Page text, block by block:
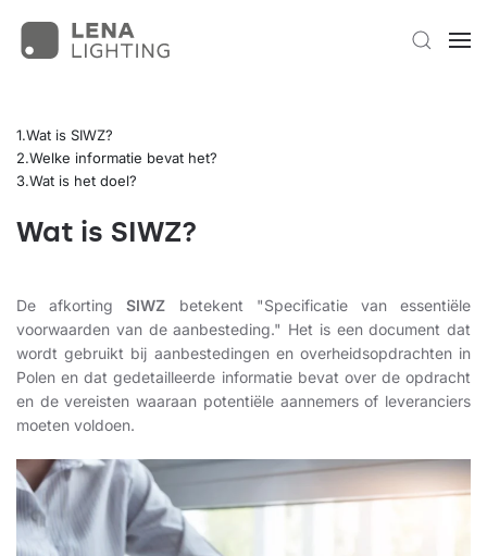
Wat is SIWZ?
Welke informatie bevat het?
Wat is het doel?
Wat is SIWZ?
De afkortingSIWZ betekent "Specificatie van essentiële
voorwaarden van de aanbesteding." Het is een document dat
wordt gebruikt bij aanbestedingen en overheidsopdrachten in
Polen en dat gedetailleerde informatie bevat over de opdracht
en de vereisten waaraan potentiële aannemers of leveranciers
moeten voldoen.